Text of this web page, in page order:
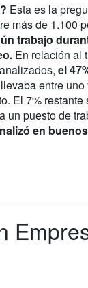
Esta es la
más de 1.100
trabajo
En relación al
el
entre
El 7%
puesto de
en